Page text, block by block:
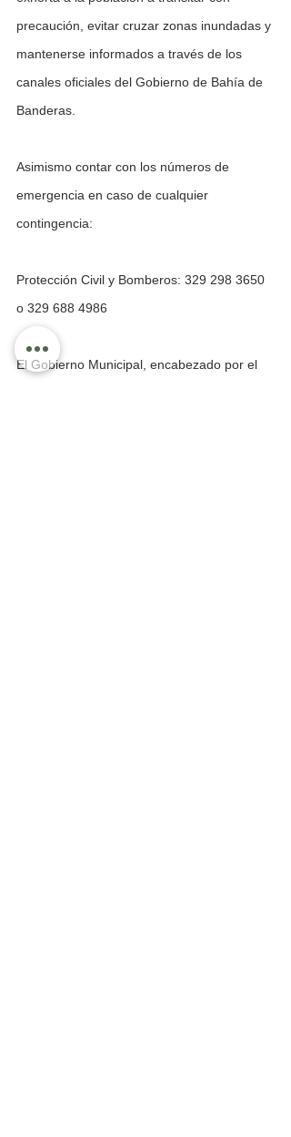
precaución, evitar cruzar zonas inundadas y
mantenerse informados a través de los
canales oficiales del Gobierno de Bahía de
Banderas.
Asimismo contar con los números de
emergencia en caso de cualquier
contingencia:
Protección Civil y Bomberos: 329 298 3650
o 329 688 4986
El Gobierno Municipal, encabezado por el